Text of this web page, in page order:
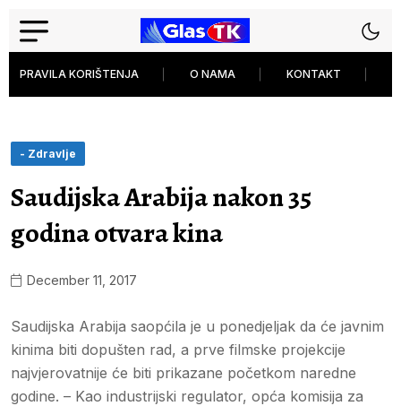
PRAVILA KORIŠTENJA O NAMA KONTAKT
- Zdravlje
Saudijska Arabija nakon 35
godina otvara kina
December 11, 2017
Saudijska Arabija saopćila je u ponedjeljak da će javnim
kinima biti dopušten rad, a prve filmske projekcije
najvjerovatnije će biti prikazane početkom naredne
godine. – Kao industrijski regulator, opća komisija za